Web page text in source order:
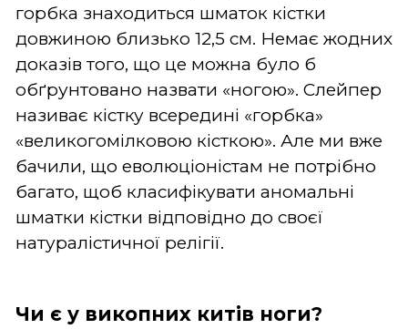
горбка знаходиться шматок кістки
довжиною близько 12,5 см. Немає жодних
доказів того, що це можна було б
обґрунтовано назвати «ногою». Слейпер
називає кістку всередині «горбка»
«великогомілковою кісткою». Але ми вже
бачили, що еволюціоністам не потрібно
багато, щоб класифікувати аномальні
шматки кістки відповідно до своєї
натуралістичної релігії.
Чи є у викопних китів ноги?